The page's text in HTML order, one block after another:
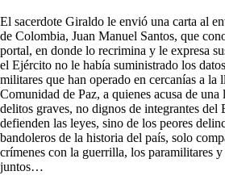
El sacerdote Giraldo le envió una carta al
de Colombia, Juan Manuel Santos, que
portal, en donde lo recrimina y le expresa
el Ejército no le había suministrado los
militares que han operado en cercanías a la
Comunidad de Paz, a quienes acusa de una
delitos graves, no dignos de integrantes del
defienden las leyes, sino de los peores
bandoleros de la historia del país, solo
crímenes con la guerrilla, los paramilitares
juntos…